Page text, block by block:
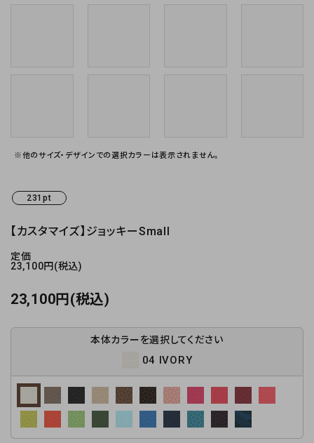
※他のサイズ・デザインでの選択カラーは表示されません。
231pt
【カスタマイズ】ジョッキーSmall
定価
23,100円(税込)
23,100円(税込)
本体カラーを選択してください
04 IVORY